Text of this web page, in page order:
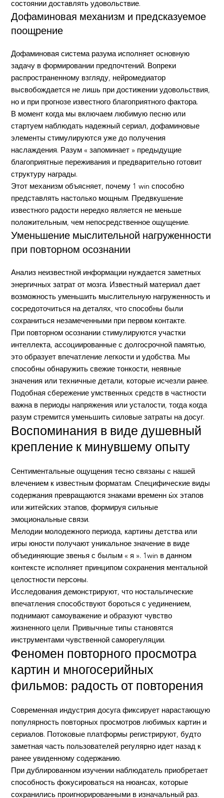
состоянии доставлять удовольствие.
Дофаминовая механизм и предсказуемое
поощрение
Дофаминовая система разума исполняет основную
задачу в формировании предпочтений. Вопреки
распространенному взгляду, нейромедиатор
высвобождается не лишь при достижении удовольствия,
но и при прогнозе известного благоприятного фактора.
В момент когда мы включаем любимую песню или
стартуем наблюдать надежный сериал, дофаминовые
элементы стимулируются уже до получения
наслаждения. Разум « запоминает » предыдущие
благоприятные переживания и предварительно готовит
структуру награды.
Этот механизм объясняет, почему 1 win способно
представлять настолько мощным. Предвкушение
известного радости нередко является не меньше
положительным, чем непосредственное ощущение.
Уменьшение мыслительной нагруженности
при повторном осознании
Анализ неизвестной информации нуждается заметных
энергичных затрат от мозга. Известный материал дает
возможность уменьшить мыслительную нагруженность и
сосредоточиться на деталях, что способны были
сохраниться незамеченными при первом контакте.
При повторном осознании стимулируются участки
интеллекта, ассоциированные с долгосрочной памятью,
это образует впечатление легкости и удобства. Мы
способны обнаружить свежие тонкости, неявные
значения или техничные детали, которые исчезли ранее.
Подобная сбережение умственных средств в частности
важна в периоды напряжения или усталости, тогда когда
разум стремится уменьшить силовые затраты на досуг.
Воспоминания в виде душевный
крепление к минувшему опыту
Сентиментальные ощущения тесно связаны с нашей
влечением к известным форматам. Специфические виды
содержания превращаются знаками временн ы́х этапов
или житейских этапов, формируя сильные
эмоциональные связи.
Мелодии молодежного периода, картины детства или
игры юности получают уникальное значение в виде
объединяющие звенья с былым « я ». 1win в данном
контексте исполняет принципом сохранения ментальной
целостности персоны.
Исследования демонстрируют, что ностальгические
впечатления способствуют бороться с уединением,
поднимают самоуважение и образуют чувство
жизненного цели. Привычные типы становятся
инструментами чувственной саморегуляции.
Феномен повторного просмотра
картин и многосерийных
фильмов: радость от повторения
Современная индустрия досуга фиксирует нарастающую
популярность повторных просмотров любимых картин и
сериалов. Потоковые платформы регистрируют, будто
заметная часть пользователей регулярно идет назад к
ранее увиденному содержанию.
При дублированном изучении наблюдатель приобретает
способность фокусироваться на нюансах, которые
сохранились проигнорированными в изначальный раз.